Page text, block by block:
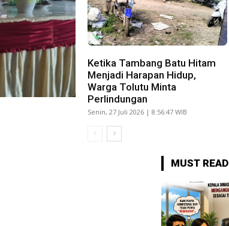
Ketika Tambang Batu Hitam
Menjadi Harapan Hidup,
Warga Tolutu Minta
Perlindungan
Senin, 27 Juli 2026 | 8:56:47 WIB
MUST READ